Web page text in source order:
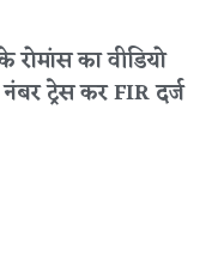
का वीडियो
ट्रेस कर FIR दर्ज